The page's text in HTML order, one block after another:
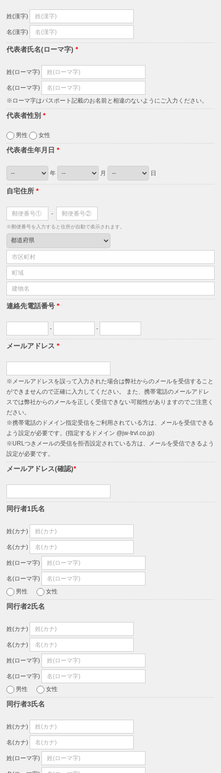
姓(漢字)
名(漢字)
代表者氏名(ローマ字)*
姓(ローマ字)
名(ローマ字)
※ローマ字はパスポート記載のお名前と相違のないようにご入力ください。
代表者性別*
男性 女性
代表者生年月日*
年 月 日
自宅住所*
-
※郵便番号を入力すると住所が自動で表示されます。
連絡先電話番号*
- -
メールアドレス*
※メールアドレスを誤って入力された場合は弊社からのメールを受信すること
ができませんので正確に入力してください。 また、携帯電話のメールアドレ
スでは弊社からのメールを正しく受信できない可能性がありますのでご注意く
ださい。
※携帯電話のドメイン指定受信をご利用されている方は、メールを受信できる
よう設定が必要です。(指定するドメイン @jw-trvl.co.jp)
※URLつきメールの受信を拒否設定されている方は、メールを受信できるよう
設定が必要です。
メールアドレス(確認)*
同行者1氏名
姓(カナ)
名(カナ)
姓(ローマ字)
名(ローマ字)
男性
女性
同行者2氏名
姓(カナ)
名(カナ)
姓(ローマ字)
名(ローマ字)
男性
女性
同行者3氏名
姓(カナ)
名(カナ)
姓(ローマ字)